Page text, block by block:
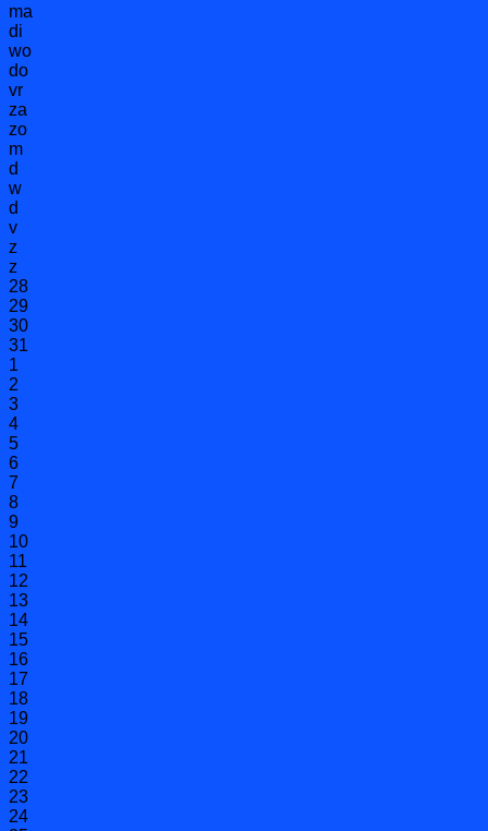
ma
di
wo
do
vr
za
zo
m
d
w
d
v
z
z
28
29
30
31
1
2
3
4
5
6
7
8
9
10
11
12
13
14
15
16
17
18
19
20
21
22
23
24